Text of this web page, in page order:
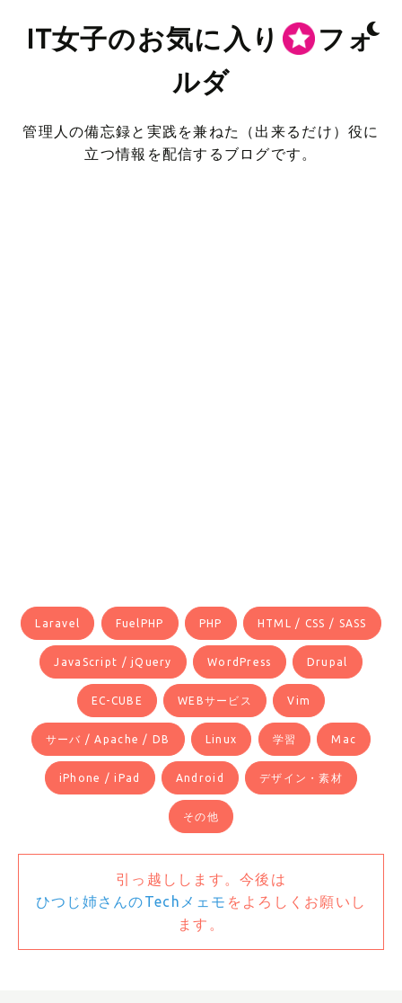
IT女子のお気に入り
フォ
ルダ
管理人の備忘録と実践を兼ねた（出来るだけ）役に
立つ情報を配信するブログです。
Laravel FuelPHP PHP HTML / CSS / SASS
JavaScript / jQuery WordPress Drupal
EC-CUBE WEBサービス Vim
サーバ / Apache / DB Linux 学習 Mac
iPhone / iPad Android デザイン・素材
その他
引っ越しします。今後は
ひつじ姉さんのTechメェモ をよろしくお願いし
ます。